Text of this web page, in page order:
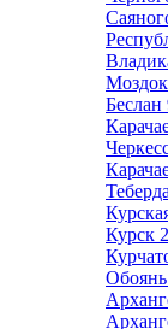
Моздок
Беслан
Теберда
Курск
Обоянь